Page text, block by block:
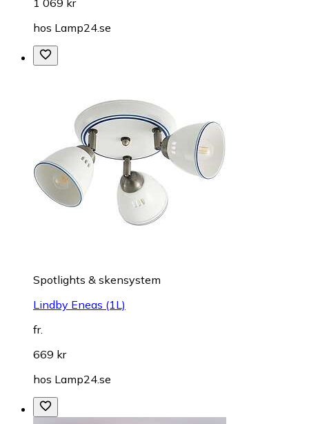
1 069 kr
hos Lamp24.se
Spotlights & skensystem
Lindby Eneas (1L)
fr.
669 kr
hos Lamp24.se